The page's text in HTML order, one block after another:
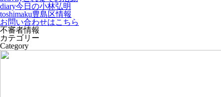
diary今日の小林弘明
toshimaku豊島区情報
お問い合わせはこちら
不審者情報
カテゴリー
Category